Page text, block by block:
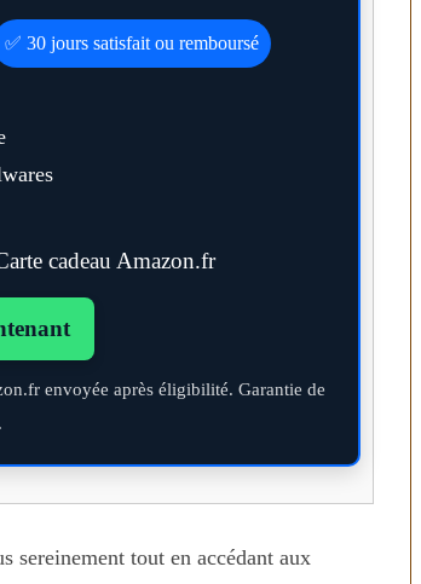
✅ 30 jours satisfait ou remboursé
cadeau Amazon.fr
envoyée après éligibilité. Garantie de
sereinement tout en accédant aux